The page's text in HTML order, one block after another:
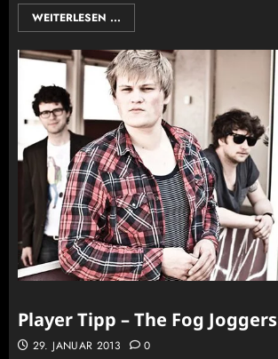
WEITERLESEN ...
Player Tipp – The Fog Joggers
29. JANUAR 2013 0